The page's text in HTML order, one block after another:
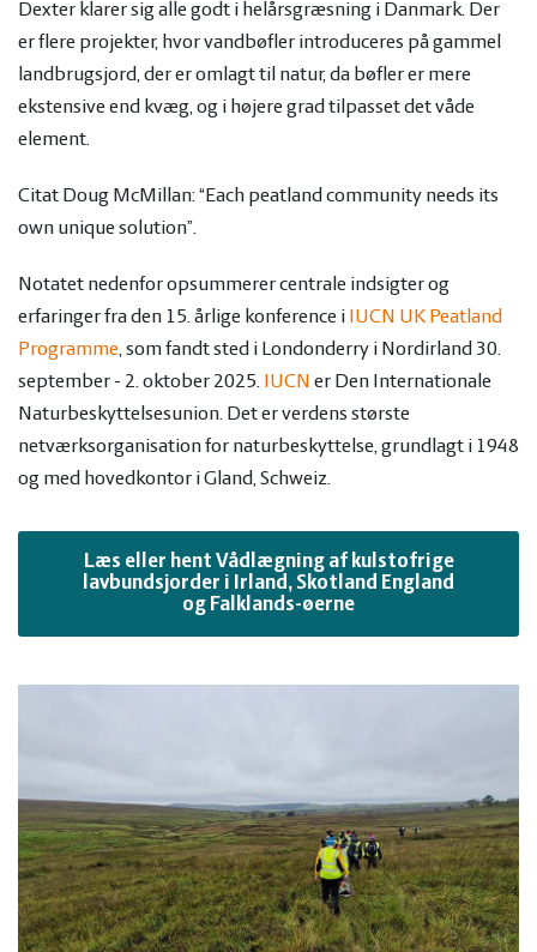
Dexter klarer sig alle godt i helårsgræsning i Danmark. Der
er flere projekter, hvor vandbøfler introduceres på gammel
landbrugsjord, der er omlagt til natur, da bøfler er mere
ekstensive end kvæg, og i højere grad tilpasset det våde
element.
Citat Doug McMillan: “Each peatland community needs its
own unique solution”.
Notatet nedenfor opsummerer centrale indsigter og
erfaringer fra den 15. årlige konference i IUCN UK Peatland
Programme, som fandt sted i Londonderry i Nordirland 30.
september - 2. oktober 2025. IUCN er Den Internationale
Naturbeskyttelsesunion. Det er verdens største
netværksorganisation for naturbeskyttelse, grundlagt i 1948
og med hovedkontor i Gland, Schweiz.
Læs eller hent Vådlægning af kulstofrige
lavbundsjorder i Irland, Skotland England
og Falklands-øerne